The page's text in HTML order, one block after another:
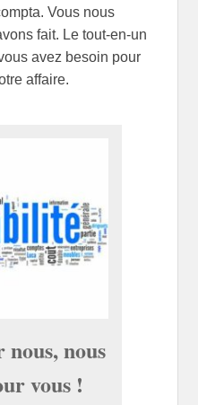
Vous nous
fait. Le tout-en-un
avez besoin pour
affaire.
nous, nous
vous !